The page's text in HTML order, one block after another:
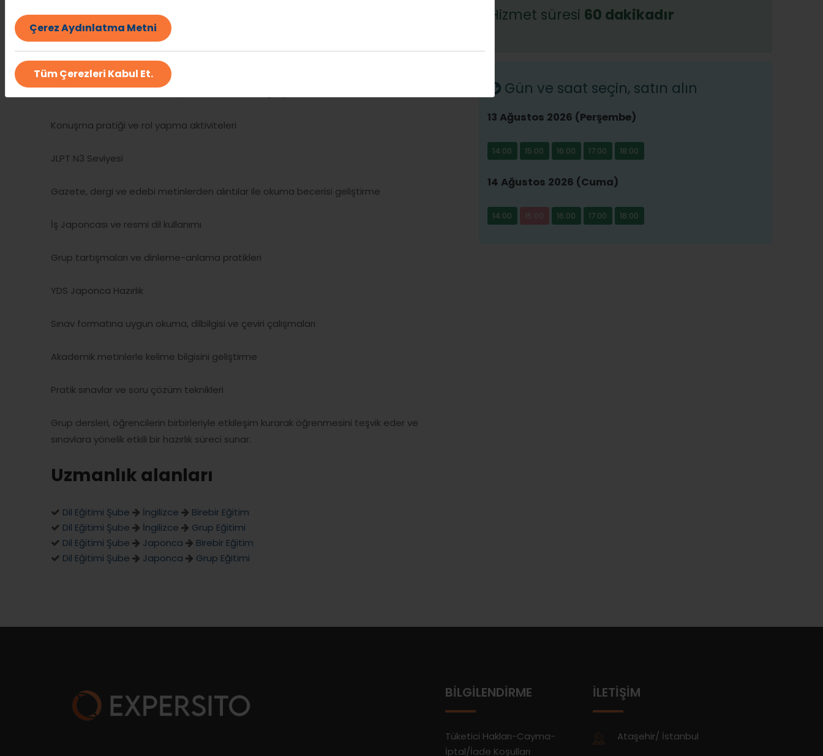
Çerez Aydınlatma Metni
Tüm Çerezleri Kabul Et.
JLPT N4 Seviyesi
Günlük hayatta sık kullanılan dilbilgisi yapıları
Konuşma pratiği ve rol yapma aktiviteleri
JLPT N3 Seviyesi
Gazete, dergi ve edebi metinlerden alıntılar ile okuma becerisi geliştirme
İş Japoncası ve resmi dil kullanımı
Grup tartışmaları ve dinleme-anlama pratikleri
YDS Japonca Hazırlık
Sınav formatına uygun okuma, dilbilgisi ve çeviri çalışmaları
Akademik metinlerle kelime bilgisini geliştirme
Pratik sınavlar ve soru çözüm teknikleri
Grup dersleri, öğrencilerin birbirleriyle etkileşim kurarak öğrenmesini teşvik eder ve
sınavlara yönelik etkili bir hazırlık süreci sunar.
Uzmanlık alanları
Dil Eğitimi Şube İngilizce
Birebir Eğitim
Dil Eğitimi Şube
İngilizce
Grup Eğitimi
Dil Eğitimi Şube
Japonca
Birebir Eğitim
Dil Eğitimi Şube
Japonca Grup Eğitimi
Hizmet süresi 60 dakikadır
Gün ve saat seçin, satın alın
13 Ağustos 2026 (Perşembe)
14:00 15:00 16:00 17:00 18:00
14 Ağustos 2026 (Cuma)
14:00 15:00 16:00 17:00 18:00
BILGILENDIRME
Tüketici Hakları-Cayma-
İptal/İade Koşulları
İLETIŞIM
Ataşehir/ İstanbul